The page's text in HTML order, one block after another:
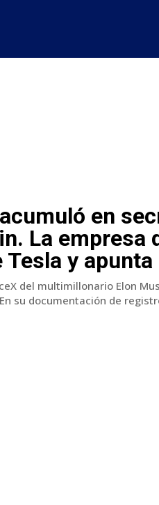
en
La empresa
Tesla y
del multimillonario Elon
su documentación de